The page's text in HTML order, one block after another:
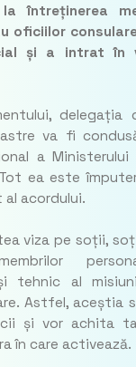
întreținerea
oficiilor
și a intrat în
delegația
va fi
a Ministerului
ea este
acordului.
viza pe soții,
tehnic al
Astfel, aceștia
și vor achita
în care activează.